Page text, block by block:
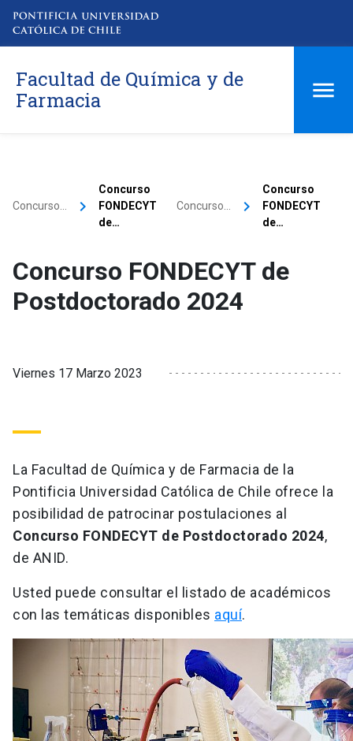
Facultad de Química y de
Farmacia
Concurso… keyboard_arrow_right
Concurso
FONDECYT
de…
Concurso… keyboard_arrow_right
Concurso
FONDECYT
de…
Concurso FONDECYT de
Postdoctorado 2024
Viernes 17 Marzo 2023
La Facultad de Química y de Farmacia de la
Pontificia Universidad Católica de Chile ofrece la
posibilidad de patrocinar postulaciones al
Concurso FONDECYT de Postdoctorado 2024,
de ANID.
Usted puede consultar el listado de académicos
con las temáticas disponibles aquí.